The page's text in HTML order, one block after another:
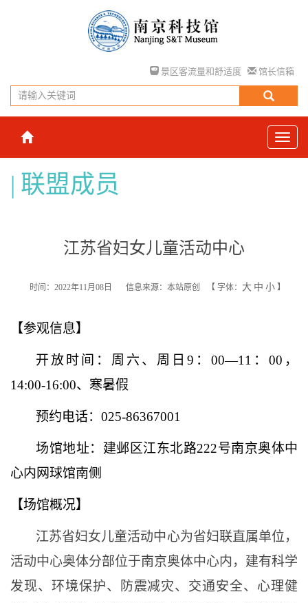
景区客流量和舒适度 馆长信箱
联盟成员
江苏省妇女儿童活动中心
时间：2022年11月08日 信息来源：本站原创 【 字体： 大 中 小 】
【参观信息】
开放时间：周六、周日 9：00—11：00，
14:00-16:00、寒暑假
预约电话： 025-86367001
场馆地址：建邺区江东北路222号南京奥体中
心内网球馆南侧
【场馆概况】
江苏省妇女儿童活动中心为省妇联直属单位，
活动中心奥体分部位于南京奥体中心内，建有科学
发现、环境保护、防震减灾、交通安全、心理健